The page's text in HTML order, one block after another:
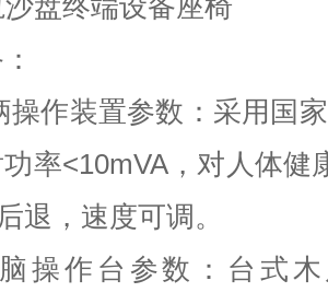
盘终端设备座椅
：
操作装置参数：采用国
率<10mVA，对人体健
退，速度可调。
操作台参数：台式